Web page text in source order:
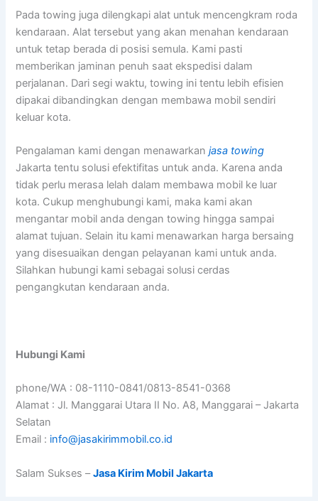
Pada towing juga dilengkapi alat untuk mencengkram roda
kendaraan. Alat tersebut yang akan menahan kendaraan
untuk tetap berada di posisi semula. Kami pasti
memberikan jaminan penuh saat ekspedisi dalam
perjalanan. Dari segi waktu, towing ini tentu lebih efisien
dipakai dibandingkan dengan membawa mobil sendiri
keluar kota.
Pengalaman kami dengan menawarkanjasa towing
Jakarta tentu solusi efektifitas untuk anda. Karena anda
tidak perlu merasa lelah dalam membawa mobil ke luar
kota. Cukup menghubungi kami, maka kami akan
mengantar mobil anda dengan towing hingga sampai
alamat tujuan. Selain itu kami menawarkan harga bersaing
yang disesuaikan dengan pelayanan kami untuk anda.
Silahkan hubungi kami sebagai solusi cerdas
pengangkutan kendaraan anda.
Hubungi Kami
phone/WA : 08-1110-0841/0813-8541-0368
Alamat : Jl. Manggarai Utara II No. A8, Manggarai – Jakarta
Selatan
Email : info@jasakirimmobil.co.id
Salam Sukses –Jasa Kirim Mobil Jakarta